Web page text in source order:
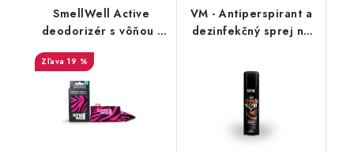
SmellWell Active
deodorizér s vôňou -
19 %
VM - Antiperspirant a
dezinfekčný sprej na